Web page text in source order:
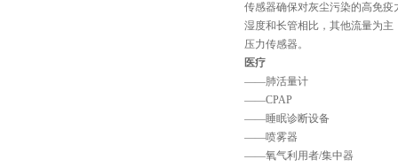
传感器确保对灰尘污染的高免疫
湿度和长管相比，其他流量为主
压力传感器。
医疗
——肺活量计
——CPAP
——睡眠诊断设备
——喷雾器
——氧气利用者/集中器